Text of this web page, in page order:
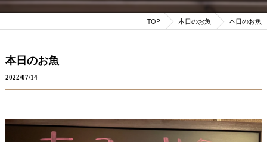
TOP 本日のお魚 本日のお魚
本日のお魚
2022/07/14